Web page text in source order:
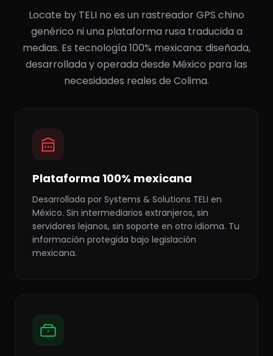
Locate by TELI no es un rastreador GPS chino
genérico ni una plataforma rusa traducida a
medias. Es tecnología 100% mexicana: diseñada,
desarrollada y operada desde México para las
necesidades reales de Colima.
Plataforma 100% mexicana
Desarrollada por Systems & Solutions TELI en
México. Sin intermediarios extranjeros, sin
servidores lejanos, sin soporte en otro idioma. Tu
información protegida bajo legislación
mexicana.